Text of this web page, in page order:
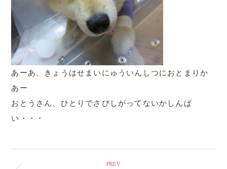
あーあ、きょうはせまいにゅういんしつにおとまりか
あー
おとうさん、ひとりでさびしがってないかしんぱ
い・・・
PREV